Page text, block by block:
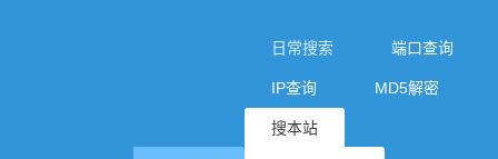
日常搜索 端口查询
IP查询 MD5解密
搜本站